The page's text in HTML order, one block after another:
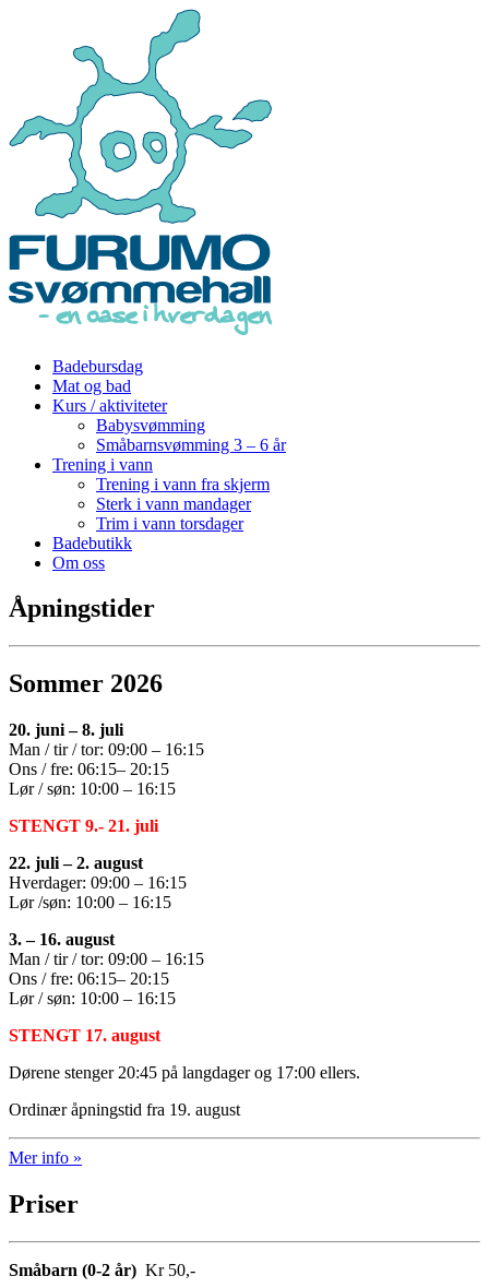
Badebursdag
Mat og bad
Kurs / aktiviteter
Babysvømming
Småbarnsvømming 3 – 6 år
Trening i vann
Trening i vann fra skjerm
Sterk i vann mandager
Trim i vann torsdager
Badebutikk
Om oss
Åpningstider
Sommer 2026
20. juni – 8. juli
Man / tir / tor: 09:00 – 16:15
Ons / fre: 06:15– 20:15
Lør / søn: 10:00 – 16:15
STENGT 9.- 21. juli
22. juli –2. august
Hverdager: 09:00 – 16:15
Lør /søn: 10:00 – 16:15
3. – 16. august
Man / tir / tor: 09:00 – 16:15
Ons / fre: 06:15– 20:15
Lør / søn: 10:00 – 16:15
STENGT 17. august
Dørene stenger 20:45 på langdager og 17:00 ellers.
Ordinær åpningstid fra 19. august
Mer info »
Priser
Småbarn (0-2 år) Kr 50,-